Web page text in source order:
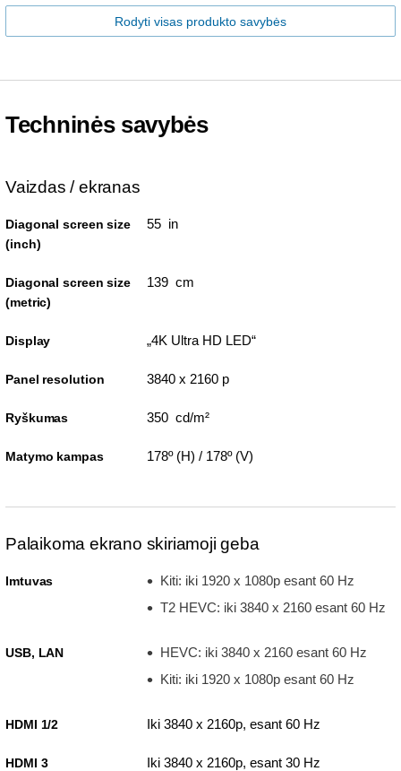
Rodyti visas produkto savybės
Techninės savybės
Vaizdas / ekranas
Diagonal screen size
(inch)
55 in
Diagonal screen size
(metric)
139 cm
Display „4K Ultra HD LED“
Panel resolution 3840 x 2160 p
Ryškumas 350 cd/m²
Matymo kampas 178º (H) / 178º (V)
Palaikoma ekrano skiriamoji geba
Imtuvas
Kiti: iki 1920 x 1080p esant 60 Hz
T2 HEVC: iki 3840 x 2160 esant 60 Hz
USB, LAN
HEVC: iki 3840 x 2160 esant 60 Hz
Kiti: iki 1920 x 1080p esant 60 Hz
HDMI 1/2 Iki 3840 x 2160p, esant 60 Hz
HDMI 3 Iki 3840 x 2160p, esant 30 Hz